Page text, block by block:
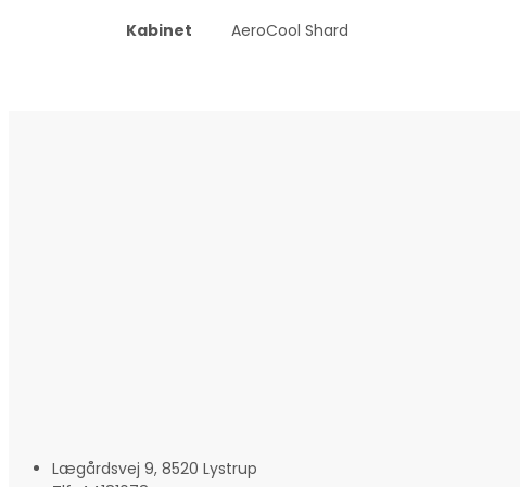
Kabinet AeroCool Shard
Lægårdsvej 9, 8520 Lystrup